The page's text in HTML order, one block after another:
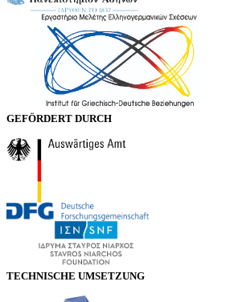
GEFÖRDERT DURCH
TECHNISCHE UMSETZUNG